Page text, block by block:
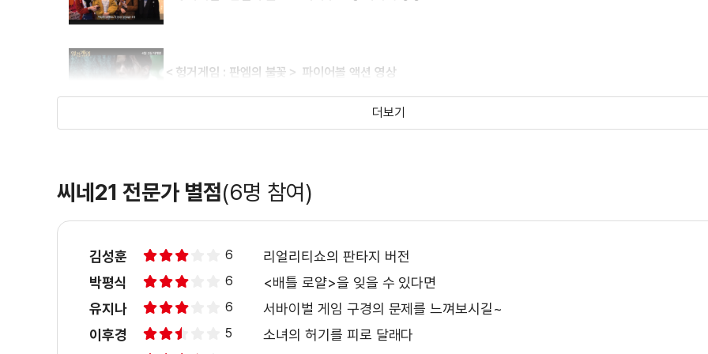
＜헝거게임 : 판엠의 불꽃＞ 파이어볼 액션 영상
＜헝거게임 : 판엠의 불꽃＞ 캣니스의 활 액션 영상
더보기
씨네21 전문가 별점(6명 참여)
김성훈 6
리얼리티쇼의 판타지 버전
박평식
6
<배틀 로얄>을 잊을 수 있다면
유지나
6
서바이벌 게임 구경의 문제를 느껴보시길~
이후경
5
소녀의 허기를 피로 달래다